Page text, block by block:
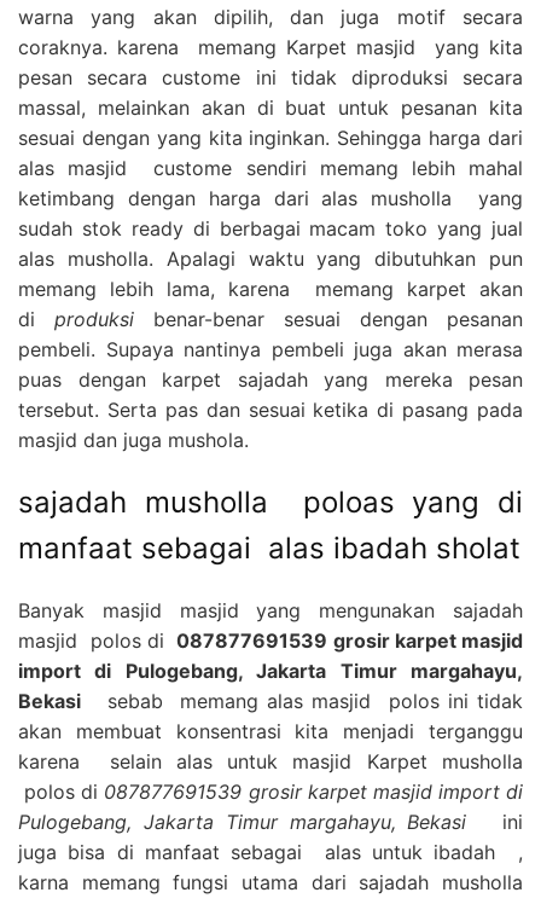
warna yang akan dipilih, dan juga motif secara
coraknya. karena memang Karpet masjid yang kita
pesan secara custome ini tidak diproduksi secara
massal, melainkan akan di buat untuk pesanan kita
sesuai dengan yang kita inginkan. Sehingga harga dari
alas masjid custome sendiri memang lebih mahal
ketimbang dengan harga dari alas musholla yang
sudah stok ready di berbagai macam toko yang jual
alas musholla. Apalagi waktu yang dibutuhkan pun
memang lebih lama, karena memang karpet akan
di produksi benar-benar sesuai dengan pesanan
pembeli. Supaya nantinya pembeli juga akan merasa
puas dengan karpet sajadah yang mereka pesan
tersebut. Serta pas dan sesuai ketika di pasang pada
masjid dan juga mushola.
sajadah musholla poloas yang di
manfaat sebagai alas ibadah sholat
Banyak masjid masjid yang mengunakan sajadah
masjid polos di087877691539 grosir karpet masjid
import di Pulogebang, Jakarta Timur margahayu,
Bekasi sebab memang alas masjid polos ini tidak
akan membuat konsentrasi kita menjadi terganggu
karena selain alas untuk masjid Karpet musholla
polos di 087877691539 grosir karpet masjid import di
Pulogebang, Jakarta Timur margahayu, Bekasi ini
juga bisa di manfaat sebagai alas untuk ibadah ,
karna memang fungsi utama dari sajadah musholla